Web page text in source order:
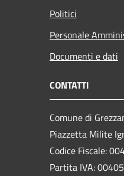
Politici
Personale
Documenti e dati
CONTATTI
Comune di
Piazzetta Milite
Codice Fiscale:
Partita IVA: